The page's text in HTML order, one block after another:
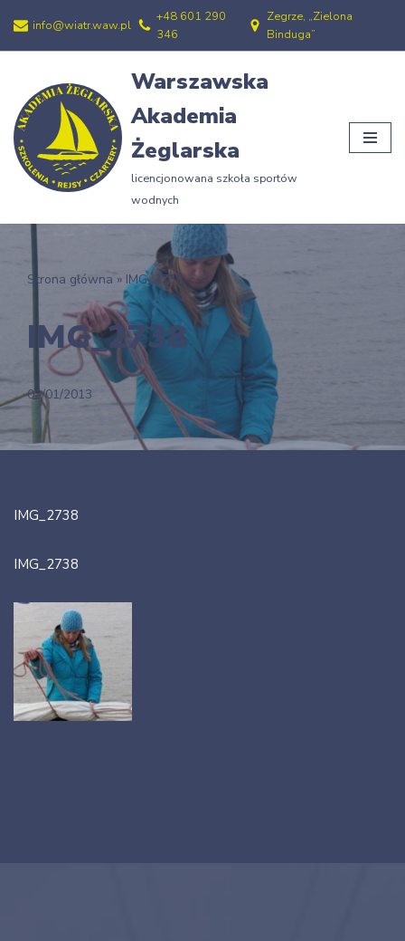
Przejdź
treści
info@wiatr.waw.pl
+48 601 290
346
Zegrze, „Zielona
Binduga”
Warszawska
Akademia
Żeglarska
licencjonowana szkoła sportów
wodnych
Strona główna » IMG_2738
IMG_2738
02/01/2013
IMG_2738
IMG_2738